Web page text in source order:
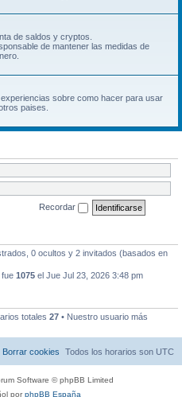
de saldos y cryptos.
de mantener las medidas de
sobre como hacer para usar
paises.
Recordar
0 ocultos y 2 invitados (basados en
fue 1075 el Jue Jul 23, 2026 3:48 pm
totales 27 • Nuestro usuario más
Todos los horarios son UTC
Borrar cookies
Software © phpBB Limited
porphpBB España